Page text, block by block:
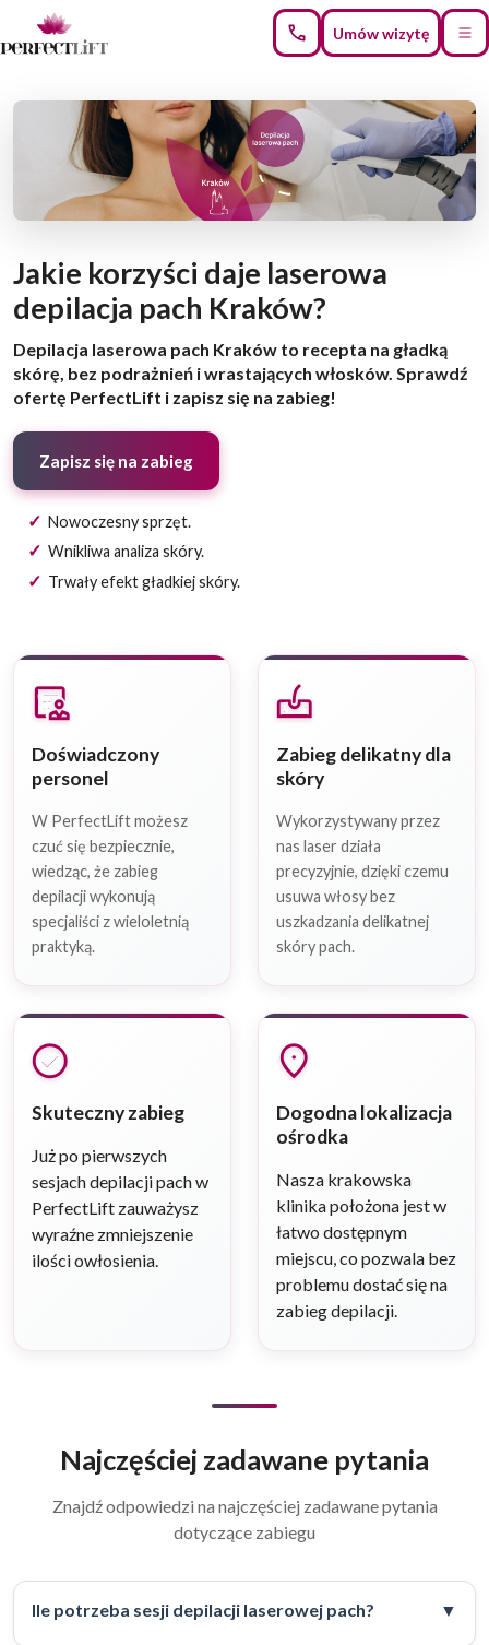
Umów wizytę
Jakie korzyści daje laserowa
depilacja pach Kraków?
Depilacja laserowa pach Kraków to recepta na gładką
skórę, bez podrażnień i wrastających włosków. Sprawdź
ofertę PerfectLift i zapisz się na zabieg!
Zapisz się na zabieg
Nowoczesny sprzęt.
Wnikliwa analiza skóry.
Trwały efekt gładkiej skóry.
clinical_notes
Doświadczony
personel
W PerfectLift możesz
czuć się bezpiecznie,
wiedząc, że zabieg
depilacji wykonują
specjaliści z wieloletnią
praktyką.
dermatology
Zabieg delikatny dla
skóry
Wykorzystywany przez
nas laser działa
precyzyjnie, dzięki czemu
usuwa włosy bez
uszkadzania delikatnej
skóry pach.
check_circle
Skuteczny zabieg
Już po pierwszych
sesjach depilacji pach w
PerfectLift zauważysz
wyraźne zmniejszenie
ilości owłosienia.
location_on
Dogodna lokalizacja
ośrodka
Nasza krakowska
klinika położona jest w
łatwo dostępnym
miejscu, co pozwala bez
problemu dostać się na
zabieg depilacji.
Najczęściej zadawane pytania
Znajdź odpowiedzi na najczęściej zadawane pytania
dotyczące zabiegu
Ile potrzeba sesji depilacji laserowej pach?